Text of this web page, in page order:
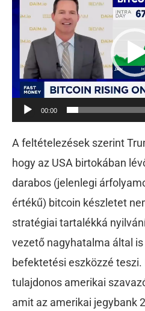
00:00
A feltételezések szerint
hogy az USA birtokában
darabos (jelenlegi
értékű) bitcoin készletet
stratégiai tartalékká
vezető nagyhatalma által
befektetési eszközzé
tulajdonos amerikai
amit az amerikai jegybank